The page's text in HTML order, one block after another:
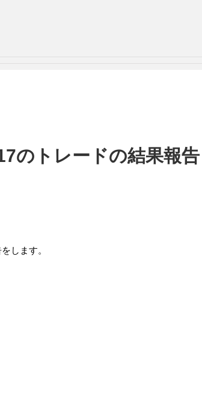
のトレードの結果報告
します。